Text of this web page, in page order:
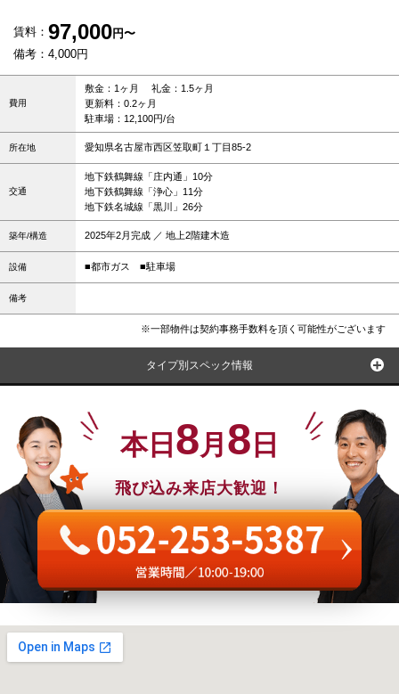
賃料： 97,000円〜
備考：4,000円
費用
敷金：1ヶ月 礼金：1.5ヶ月
更新料：0.2ヶ月
駐車場：12,100円/台
所在地 愛知県名古屋市西区笠取町１丁目85-2
交通
地下鉄鶴舞線「庄内通」10分
地下鉄鶴舞線「浄心」11分
地下鉄名城線「黒川」26分
築年/構造 2025年2月完成 ／ 地上2階建木造
設備 ■都市ガス ■駐車場
備考
※一部物件は契約事務手数料を頂く可能性がございます
タイプ別スペック情報
本日 8月 8 日
飛び込み来店大歓迎！